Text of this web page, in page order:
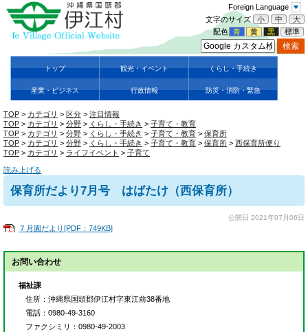
Foreign Language
文字のサイズ
小 中
大
配色 青 黄 黒 標準
トップ 観光・イベント くらし・手続き
産業・ビジネス 行政情報 防災・消防・緊急
TOP > カテゴリ > 区分 > 注目情報
TOP > カテゴリ > 分野 > くらし・手続き > 子育て・教育
TOP > カテゴリ > 分野 > くらし・手続き > 子育て・教育 > 保育所
TOP > カテゴリ > 分野 > くらし・手続き > 子育て・教育 > 保育所 > 西保育所便り
TOP > カテゴリ > ライフイベント > 子育て
読み上げる
保育所だより7月号 はばたけ（西保育所）
公開日 2021年07月06日
７月園だより[PDF：749KB]
お問い合わせ
福祉課
住所 ：沖縄県国頭郡伊江村字東江前38番地
電話 ：0980-49-3160
ファクシミリ
：0980-49-2003